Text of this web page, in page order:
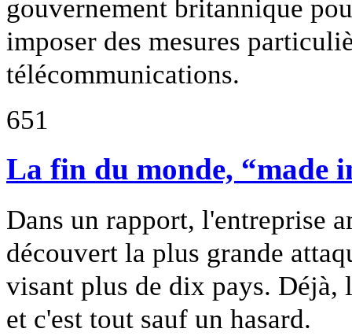
gouvernement britannique
imposer des mesures
télécommunications.
651
La fin du monde, “made
Dans un rapport, l'entreprise
découvert la plus grande
visant plus de dix pays. Déjà,
et c'est tout sauf un hasard.